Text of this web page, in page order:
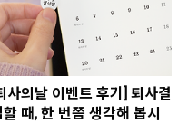
사의날 이벤트 후기] 퇴사결
할 때, 한 번쯤 생각해 봅시